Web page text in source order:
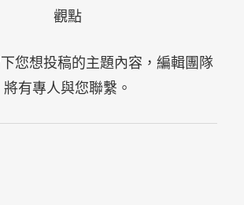
觀點
您想投稿的主題內容，編輯團隊
將有專人與您聯繫。